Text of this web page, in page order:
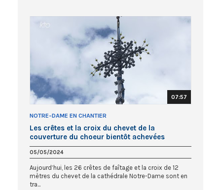
07:57
NOTRE-DAME EN CHANTIER
Les crêtes et la croix du chevet de la
couverture du choeur bientôt achevées
05/05/2024
Aujourd’hui, les 26 crêtes de faîtage et la croix de 12
mètres du chevet de la cathédrale Notre-Dame sont en
tra...